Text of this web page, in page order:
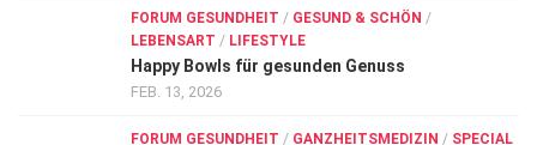
Kampf gegen KrebsFORUM GESUNDHEIT / GESUND & SCHÖN /
LEBENSART / LIFESTYLE
Happy Bowls für gesunden Genuss
FEB. 13, 2026
FORUM GESUNDHEIT / GANZHEITSMEDIZIN / SPECIAL